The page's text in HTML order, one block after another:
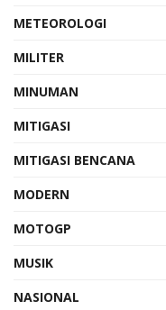
METEOROLOGI
MILITER
MINUMAN
MITIGASI
MITIGASI BENCANA
MODERN
MOTOGP
MUSIK
NASIONAL